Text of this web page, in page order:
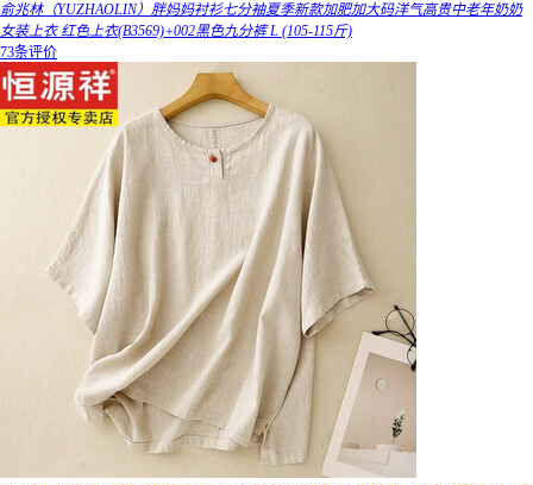
俞兆林（YUZHAOLIN）胖妈妈衬衫七分袖夏季新款加肥加大码洋气高贵中老年奶奶
女装上衣 红色上衣(B3569)+002黑色九分裤 L (105-115斤)
73条评价